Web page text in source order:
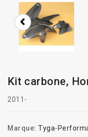
Kit carbone,
2011-
Marque: Tyga-